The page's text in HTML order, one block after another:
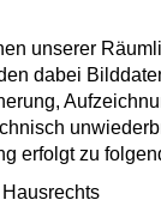
unserer
dabei
erfolgt zu